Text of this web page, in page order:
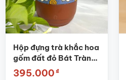
Hộp đựng trà khắc hoa
gốm đất đỏ Bát Tràng
cao cấp SG-BĐT46
395.000 ₫